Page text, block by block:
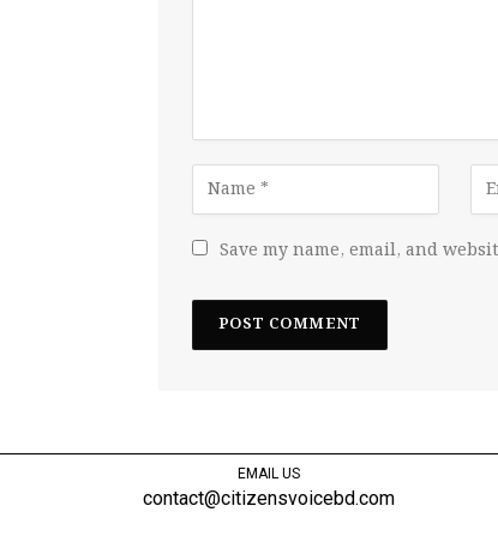
Save my name, email, and
EMAIL US
contact@citizensvoicebd.com